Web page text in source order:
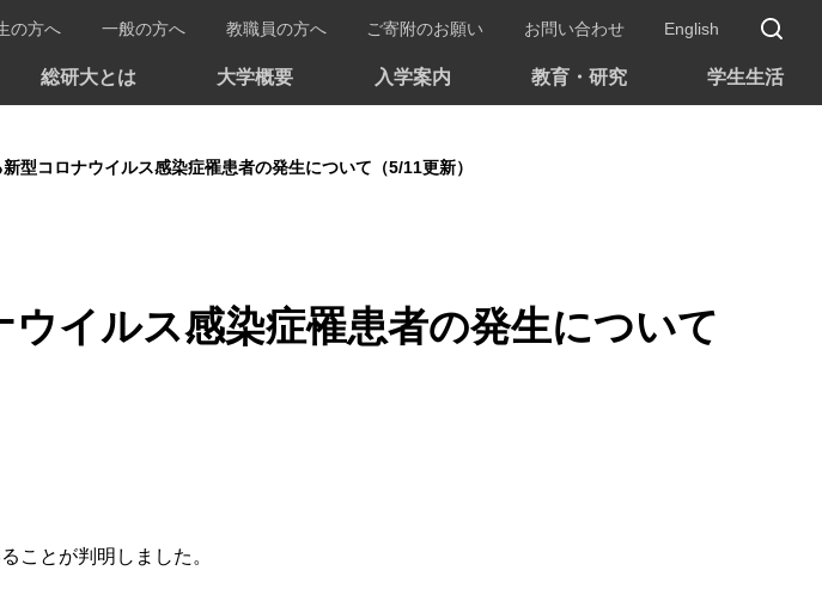
総研大とは 大学概要 入学案内 教育・研究 学生生活
の方へ 一般の方へ 教職員の方へ ご寄附のお願い お問い合わせ English
型コロナウイルス感染症罹患者の発生について（5/11更新）
イルス感染症罹患者の発生について
ことが判明しました。